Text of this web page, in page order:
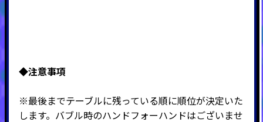
◆注意事項
※最後までテーブルに残っている順に順位が決定いた
します。バブル時のハンドフォーハンドはございませ